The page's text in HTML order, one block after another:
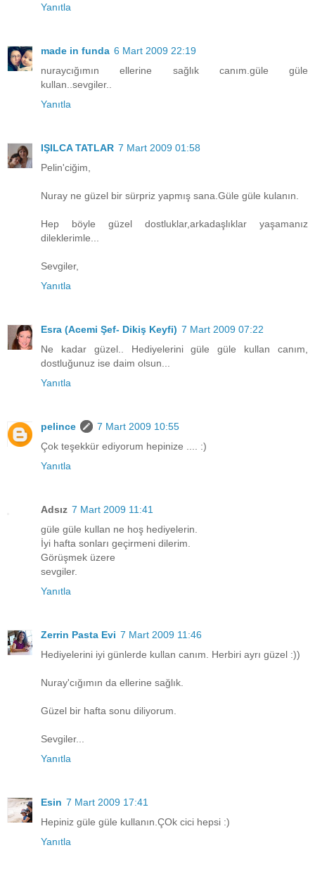
Yanıtla
made in funda 6 Mart 2009 22:19
nuraycığımın ellerine sağlık canım.güle güle
kullan..sevgiler..
Yanıtla
IŞILCA TATLAR 7 Mart 2009 01:58
Pelin'ciğim,
Nuray ne güzel bir sürpriz yapmış sana.Güle güle kulanın.
Hep böyle güzel dostluklar,arkadaşlıklar yaşamanız
dileklerimle...
Sevgiler,
Yanıtla
Esra (Acemi Şef- Dikiş Keyfi) 7 Mart 2009 07:22
Ne kadar güzel.. Hediyelerini güle güle kullan canım,
dostluğunuz ise daim olsun...
Yanıtla
pelince
7 Mart 2009 10:55
Çok teşekkür ediyorum hepinize .... :)
Yanıtla
Adsız 7 Mart 2009 11:41
güle güle kullan ne hoş hediyelerin.
İyi hafta sonları geçirmeni dilerim.
Görüşmek üzere
sevgiler.
Yanıtla
Zerrin Pasta Evi 7 Mart 2009 11:46
Hediyelerini iyi günlerde kullan canım. Herbiri ayrı güzel :))
Nuray'cığımın da ellerine sağlık.
Güzel bir hafta sonu diliyorum.
Sevgiler...
Yanıtla
Esin 7 Mart 2009 17:41
Hepiniz güle güle kullanın.ÇOk cici hepsi :)
Yanıtla